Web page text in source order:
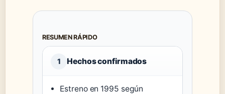
RESUMEN RÁPIDO
1 Hechos confirmados
Estreno en 1995 según